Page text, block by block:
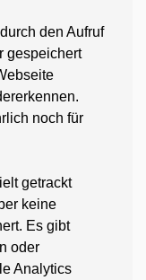
den Aufruf
gespeichert
noch für
getrackt
keine
Es gibt
oder
Analytics